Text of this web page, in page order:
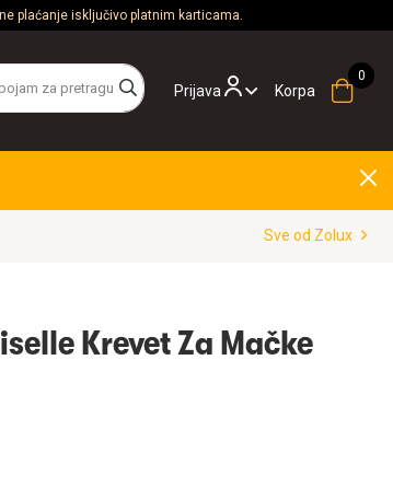
plaćanje isključivo platnim karticama.
Prijava Korpa
Sve od Zolux
Krevet Za Mačke